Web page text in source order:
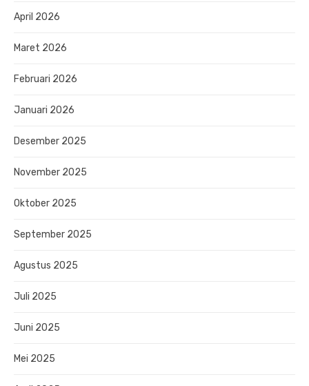
April 2026
Maret 2026
Februari 2026
Januari 2026
Desember 2025
November 2025
Oktober 2025
September 2025
Agustus 2025
Juli 2025
Juni 2025
Mei 2025